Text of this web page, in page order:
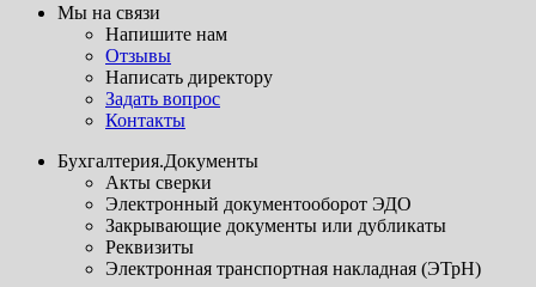
Мы на связи
Напишите нам
Отзывы
Написать директору
Задать вопрос
Контакты
Бухгалтерия.Документы
Акты сверки
Электронный документооборот ЭДО
Закрывающие документы или дубликаты
Реквизиты
Электронная транспортная накладная (ЭТрН)